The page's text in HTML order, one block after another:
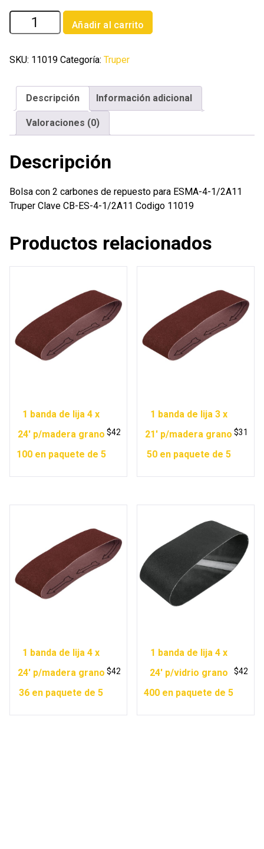
Bolsa
con
carbones
repuesto
para
ESMA-
Truper
cantidad
Añadir al carrito
SKU: 11019 Categoría: Truper
Descripción Información adicional
Valoraciones (0)
Descripción
Bolsa con 2 carbones de repuesto para ESMA-4-1/2A11
Truper Clave CB-ES-4-1/2A11 Codigo 11019
Productos relacionados
1 banda de lija 4 x
24′ p/madera grano
100 en paquete de 5
$42
1 banda de lija 3 x
21′ p/madera grano
50 en paquete de 5
$31
1 banda de lija 4 x
24′ p/madera grano
36 en paquete de 5
$42
1 banda de lija 4 x
24′ p/vidrio grano
400 en paquete de 5
$42